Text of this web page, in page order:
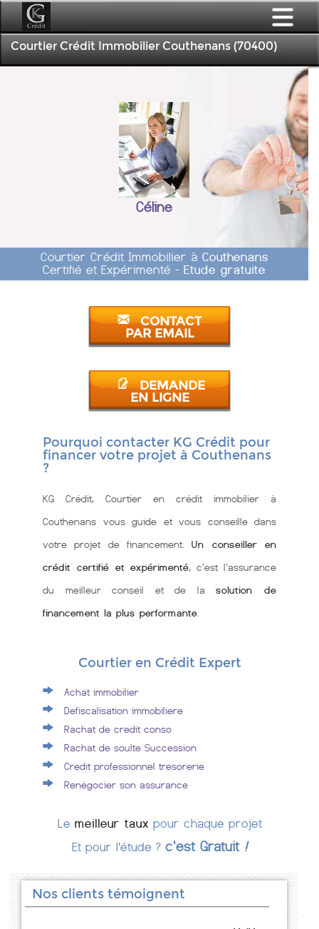
Courtier Crédit Immobilier Couthenans (70400)
Céline
Courtier Crédit Immobilier à Couthenans
Certifié et Expérimenté - Etude gratuite
CONTACT
PAR EMAIL
DEMANDE
EN LIGNE
Pourquoi contacter KG Crédit pour
financer votre projet à Couthenans
?
KG Crédit, Courtier en crédit immobilier à
Couthenans vous guide et vous conseille dans
votre projet de financement.Un conseiller en
crédit certifié et expérimenté, c'est l'assurance
du meilleur conseil et de lasolution de
financement la plus performante
Courtier en Crédit Expert
Achat immobilier
Defiscalisation immobiliere
Rachat de credit conso
Rachat de soulte Succession
Credit professionnel tresorerie
Renégocier son assurance
Le meilleur taux pour chaque projet
Et pour l'étude ? c'est Gratuit !
Nos clients témoignent